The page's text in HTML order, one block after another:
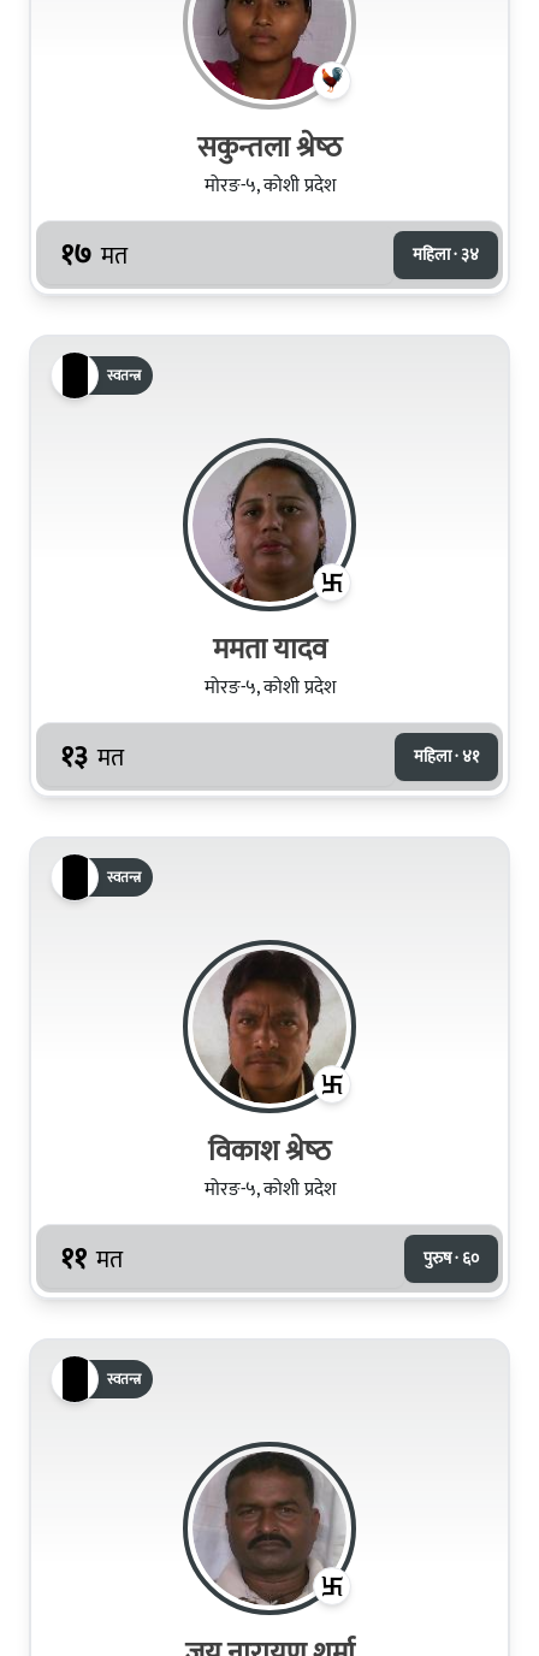
सकुन्तला श्रेष्‍ठ
मोरङ-५, कोशी प्रदेश
१७ मत महिला · ३४
स्वतन्त्र
ममता यादव
मोरङ-५, कोशी प्रदेश
१३ मत महिला · ४१
स्वतन्त्र
विकाश श्रेष्‍ठ
मोरङ-५, कोशी प्रदेश
११ मत पुरुष · ६०
स्वतन्त्र